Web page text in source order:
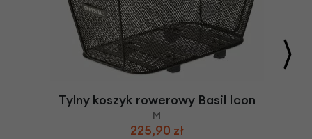
Tylny koszyk rowerowy Basil Icon
M
225,90 zł